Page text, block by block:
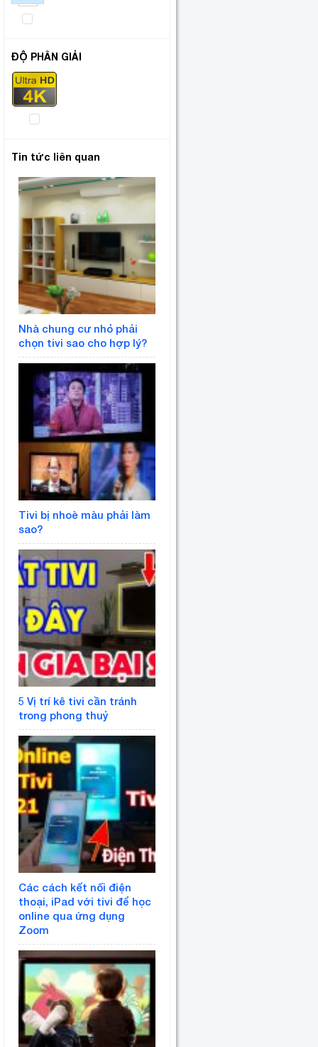
ĐỘ PHÂN GIẢI
Tin tức liên quan
Nhà chung cư nhỏ phải
chọn tivi sao cho hợp lý?
Tivi bị nhoè màu phải làm
sao?
5 Vị trí kê tivi cần tránh
trong phong thuỷ
Các cách kết nối điện
thoại, iPad với tivi để học
online qua ứng dụng
Zoom